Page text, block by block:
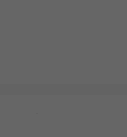
-